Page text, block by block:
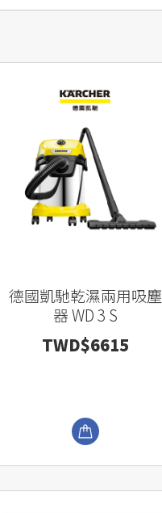
德國凱馳乾濕兩用吸塵
器 WD 3 S
TWD$6615